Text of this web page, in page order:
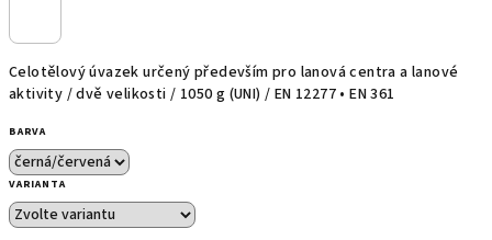
Celotělový úvazek určený především pro lanová centra a lanové
aktivity / dvě velikosti / 1050 g (UNI) / EN 12277 • EN 361
BARVA
VARIANTA